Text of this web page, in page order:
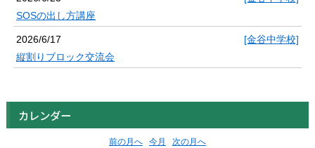
SOSの出し方講座
2026/6/17
[金谷中学校]
縦割りブロック交流会
カレンダー
前の月へ 今月 次の月へ